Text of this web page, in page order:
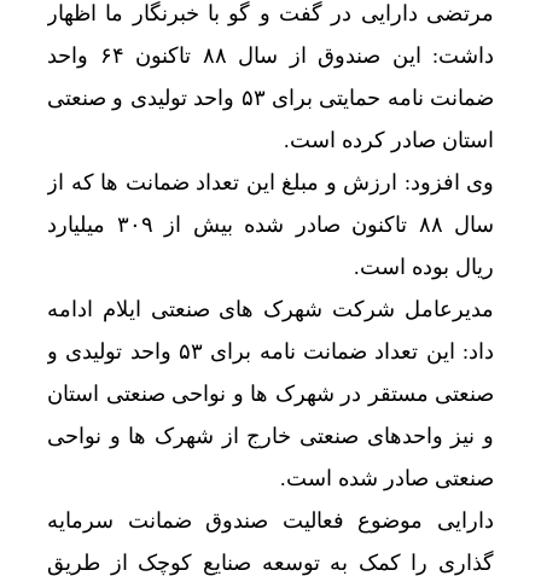
مرتضی دارایی در گفت و گو با خبرنگار ما اظهار
داشت: این صندوق از سال ۸۸ تاکنون ۶۴ واحد
ضمانت نامه حمایتی برای ۵۳ واحد تولیدی و صنعتی
استان صادر کرده است.
وی افزود: ارزش و مبلغ این تعداد ضمانت ها که از
سال ۸۸ تاکنون صادر شده بیش از ۳۰۹ میلیارد
ریال بوده است.
مدیرعامل شرکت شهرک های صنعتی ایلام ادامه
داد: این تعداد ضمانت نامه برای ۵۳ واحد تولیدی و
صنعتی مستقر در شهرک ها و نواحی صنعتی استان
و نیز واحدهای صنعتی خارج از شهرک ها و نواحی
صنعتی صادر شده است.
دارایی موضوع فعالیت صندوق ضمانت سرمایه
گذاری را کمک به توسعه صنایع کوچک از طریق